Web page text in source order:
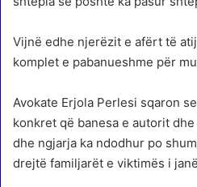
Vijnë edhe njerëzit e afërt të
komplet e pabanueshme për
Avokate Erjola Perlesi sqaron
konkret që banesa e autorit
dhe ngjarja ka ndodhur po
drejtë familjarët e viktimës i